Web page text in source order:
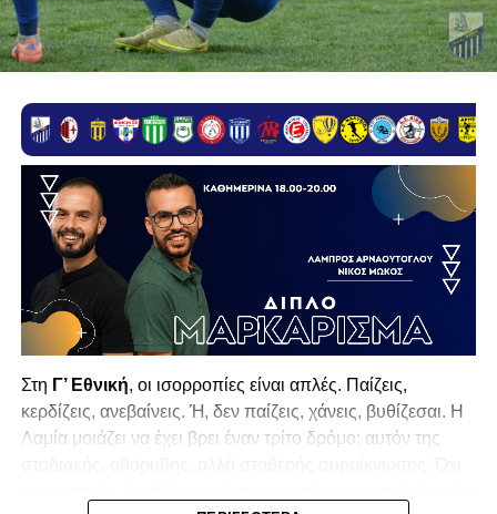
Στη Γ’ Εθνική, οι ισορροπίες είναι απλές. Παίζεις,
κερδίζεις, ανεβαίνεις. Ή, δεν παίζεις, χάνεις, βυθίζεσαι. Η
Λαμία μοιάζει να έχει βρει έναν τρίτο δρόμο: αυτόν της